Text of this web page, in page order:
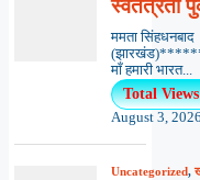
स्वतंत्रता
ममता सिंहधनबाद
माँ हमारी भारत...
Total
August 3, 2026
Uncategorized,